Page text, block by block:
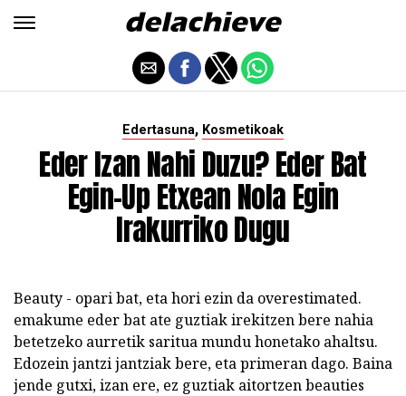
Edertasuna, Kosmetikoak
Eder Izan Nahi Duzu? Eder Bat
Egin-Up Etxean Nola Egin
Irakurriko Dugu
Beauty - opari bat, eta hori ezin da overestimated.
emakume eder bat ate guztiak irekitzen bere nahia
betetzeko aurretik saritua mundu honetako ahaltsu.
Edozein jantzi jantziak bere, eta primeran dago. Baina
jende gutxi, izan ere, ez guztiak aitortzen beauties